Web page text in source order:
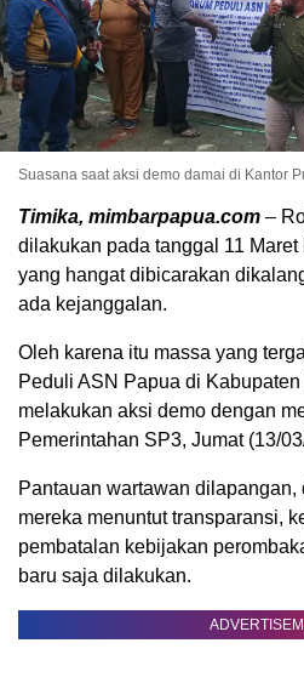
Suasana saat aksi demo damai di Kantor
Timika, mimbarpapua.com –
dilakukan pada tanggal 11
yang hangat dibicarakan
ada kejanggalan.
Oleh karena itu massa yang
Peduli ASN Papua di
melakukan aksi demo dengan
Pemerintahan SP3, Jumat (13/
Pantauan wartawan dilapangan,
mereka menuntut transparansi,
pembatalan kebijakan
baru saja dilakukan.